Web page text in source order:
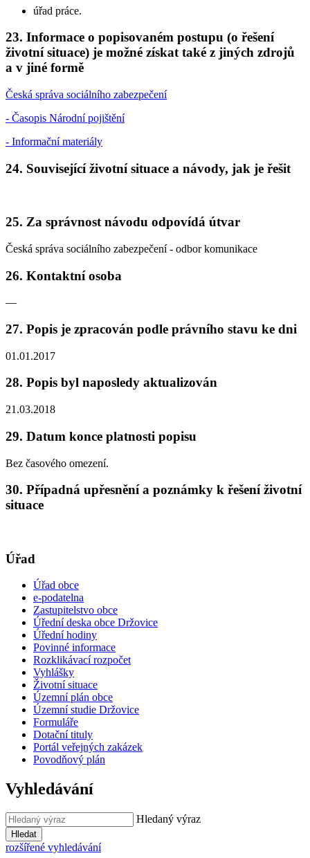
úřad práce.
23. Informace o popisovaném postupu (o řešení
životní situace) je možné získat také z jiných zdrojů
a v jiné formě
Česká správa sociálního zabezpečení
- Časopis Národní pojištění
- Informační materiály
24. Související životní situace a návody, jak je řešit
25. Za správnost návodu odpovídá útvar
Česká správa sociálního zabezpečení - odbor komunikace
26. Kontaktní osoba
—
27. Popis je zpracován podle právního stavu ke dni
01.01.2017
28. Popis byl naposledy aktualizován
21.03.2018
29. Datum konce platnosti popisu
Bez časového omezení.
30. Případná upřesnění a poznámky k řešení životní
situace
Úřad
Úřad obce
e-podatelna
Zastupitelstvo obce
Úřední deska obce Držovice
Úřední hodiny
Povinné informace
Rozklikávací rozpočet
Vyhlášky
Životní situace
Územní plán obce
Územní studie Držovice
Formuláře
Dotační tituly
Portál veřejných zakázek
Povodňový plán
Vyhledávání
Hledaný výraz
Hledat
rozšířené vyhledávání